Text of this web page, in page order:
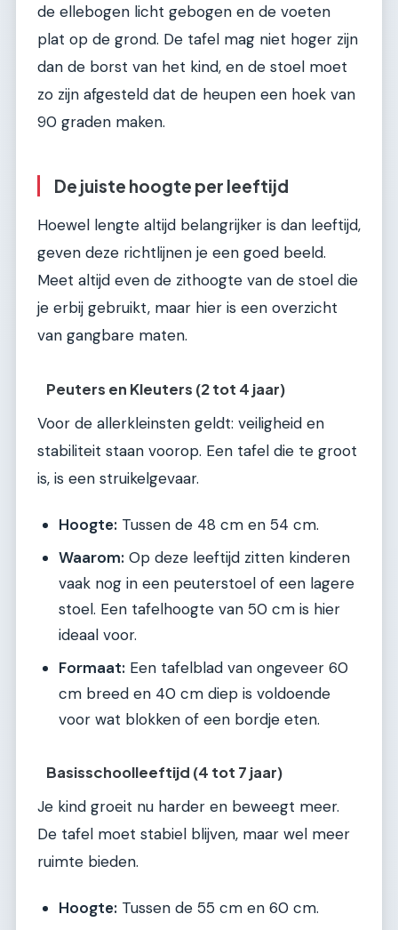
de ellebogen licht gebogen en de voeten
plat op de grond. De tafel mag niet hoger zijn
dan de borst van het kind, en de stoel moet
zo zijn afgesteld dat de heupen een hoek van
90 graden maken.
De juiste hoogte per leeftijd
Hoewel lengte altijd belangrijker is dan leeftijd,
geven deze richtlijnen je een goed beeld.
Meet altijd even de zithoogte van de stoel die
je erbij gebruikt, maar hier is een overzicht
van gangbare maten.
Peuters en Kleuters (2 tot 4 jaar)
Voor de allerkleinsten geldt: veiligheid en
stabiliteit staan voorop. Een tafel die te groot
is, is een struikelgevaar.
Hoogte: Tussen de 48 cm en 54 cm.
Waarom: Op deze leeftijd zitten kinderen
vaak nog in een peuterstoel of een lagere
stoel. Een tafelhoogte van 50 cm is hier
ideaal voor.
Formaat: Een tafelblad van ongeveer 60
cm breed en 40 cm diep is voldoende
voor wat blokken of een bordje eten.
Basisschoolleeftijd (4 tot 7 jaar)
Je kind groeit nu harder en beweegt meer.
De tafel moet stabiel blijven, maar wel meer
ruimte bieden.
Hoogte: Tussen de 55 cm en 60 cm.